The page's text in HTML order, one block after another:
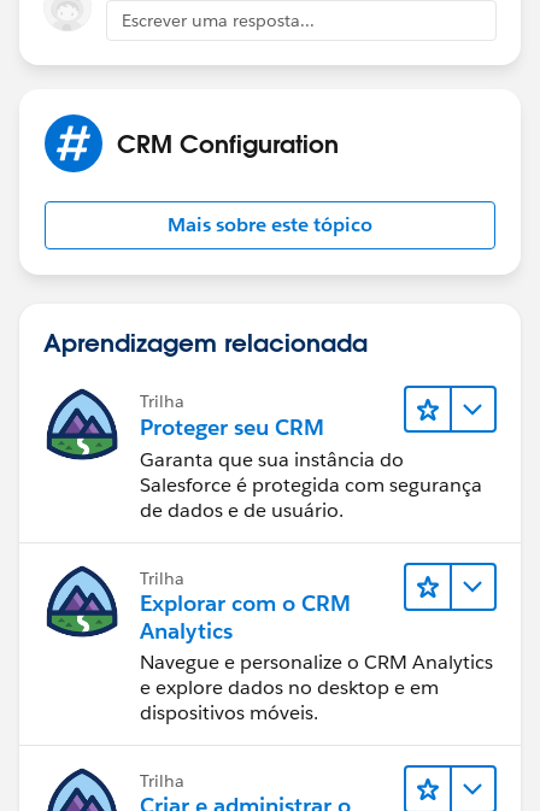
Escrever uma resposta...
CRM Configuration
Mais sobre este tópico
Aprendizagem relacionada
Trilha
Proteger seu CRM
Garanta que sua instância do
Salesforce é protegida com segurança
de dados e de usuário.
Trilha
Explorar com o CRM
Analytics
Navegue e personalize o CRM Analytics
e explore dados no desktop e em
dispositivos móveis.
Trilha